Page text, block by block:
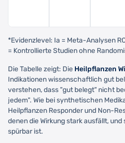
*Evidenzlevel: Ia = Meta-Analysen
= Kontrollierte Studien ohne
Die Tabelle zeigt: Die Heilpflanzen
Indikationen wissenschaftlich gut
verstehen, dass "gut belegt" nicht
jedem". Wie bei synthetischen
Heilpflanzen Responder und Non-
denen die Wirkung stark ausfällt,
spürbar ist.